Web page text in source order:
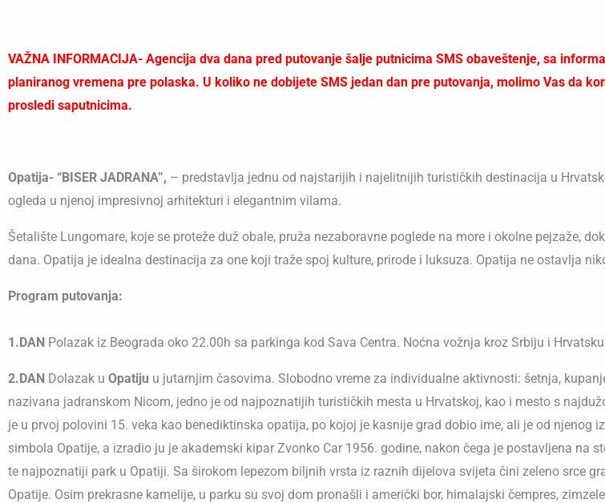
VAŽNA INFORMACIJA- Agencija dva dana pred putovanje šalje putnicima SMS obaveštenje, sa
planiranog vremena pre polaska. U koliko ne dobijete SMS jedan dan pre putovanja, molimo Vas da
prosledi saputnicima.
Opatija- “BISER JADRANA”, – predstavlja jednu od najstarijih i najelitnijih turističkih destinacija u
ogleda u njenoj impresivnoj arhitekturi i elegantnim vilama.
Šetalište Lungomare, koje se proteže duž obale, pruža nezaboravne poglede na more i okolne pejzaže,
dana. Opatija je idealna destinacija za one koji traže spoj kulture, prirode i luksuza. Opatija ne ostavlja
Program putovanja:
1.DAN Polazak iz Beograda oko 22.00h sa parkinga kod Sava Centra. Noćna vožnja kroz Srbiju i
2.DAN Dolazak u Opatiju u jutarnjim časovima. Slobodno vreme za individualne aktivnosti: šetnja,
nazivana jadranskom Nicom, jedno je od najpoznatijih turističkih mesta u Hrvatskoj, kao i mesto s
je u prvoj polovini 15. veka kao benediktinska opatija, po kojoj je kasnije grad dobio ime, ali je od njenog
simbola Opatije, a izradio ju je akademski kipar Zvonko Car 1956. godine, nakon čega je postavljena na
te najpoznatiji park u Opatiji. Sa širokom lepezom biljnih vrsta iz raznih dijelova svijeta čini zeleno srce
Opatije. Osim prekrasne kamelije, u parku su svoj dom pronašli i američki bor, himalajski čempres,